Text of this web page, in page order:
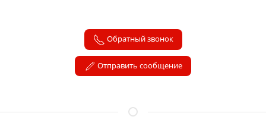
Обратный звонок
Отправить сообщение